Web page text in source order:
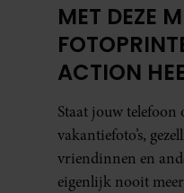
MET DEZE
ACTION
FAVORIETE
ÉÉN
Staat jouw telefoon
vakantiefoto’s,
vriendinnen en
eigenlijk nooit